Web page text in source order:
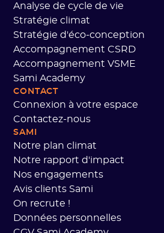
Analyse de cycle de vie
Stratégie climat
Stratégie d'éco-conception
Accompagnement CSRD
Accompagnement VSME
Sami Academy
CONTACT
Connexion à votre espace
Contactez-nous
SAMI
Notre plan climat
Notre rapport d'impact
Nos engagements
Avis clients Sami
On recrute !
Données personnelles